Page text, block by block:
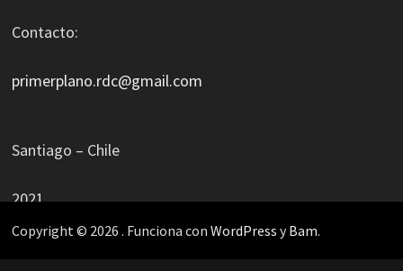
Contacto:
primerplano.rdc@gmail.com
Santiago – Chile
2021
Copyright © 2026 . Funciona con WordPress yBam.